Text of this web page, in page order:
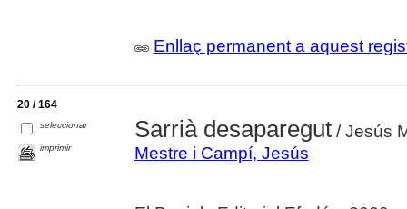
Enllaç permanent a aquest
20 / 164
seleccionar
imprimir
Sarrià desaparegut/ Jesús
Mestre i Campí, Jesús